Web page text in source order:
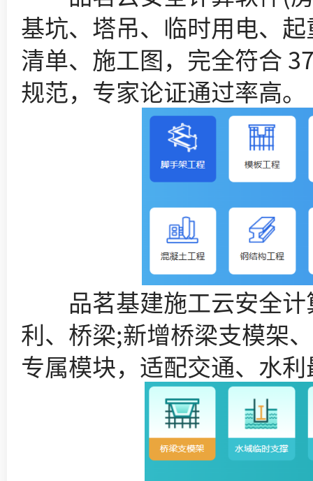
基坑、塔吊、临时用电、
清单、施工图，完全符合
规范，专家论证通过率高。
品茗基建施工云安全计
利、桥梁;新增桥梁支模架
专属模块，适配交通、水